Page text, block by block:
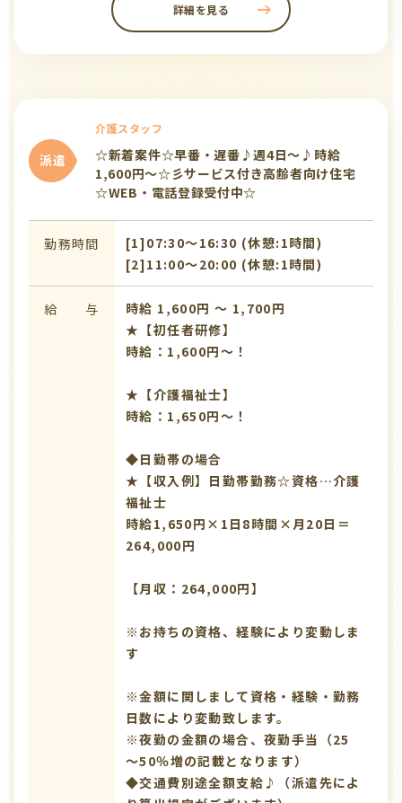
詳細を見る
派遣
介護スタッフ
☆新着案件☆早番・遅番♪週4日～♪時給
1,600円～☆彡サービス付き高齢者向け住宅
☆WEB・電話登録受付中☆
勤務時間
[1]07:30〜16:30 (休憩:1時間)
[2]11:00〜20:00 (休憩:1時間)
給 与
時給 1,600円 〜 1,700円
★【初任者研修】
時給：1,600円～！
★【介護福祉士】
時給：1,650円～！
◆日勤帯の場合
★【収入例】日勤帯勤務☆資格…介護
福祉士
時給1,650円×1日8時間×月20日＝
264,000円
【月収：264,000円】
※お持ちの資格、経験により変動しま
す
※金額に関しまして資格・経験・勤務
日数により変動致します。
※夜勤の金額の場合、夜勤手当（25
～50％増の記載となります）
◆交通費別途全額支給♪（派遣先によ